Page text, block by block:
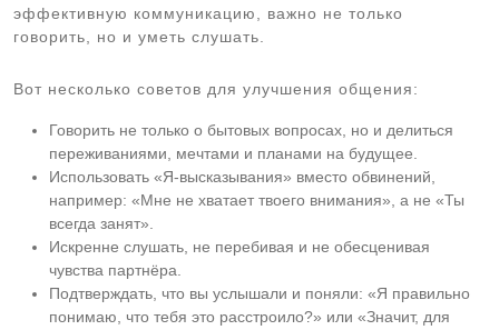
эффективную коммуникацию, важно не только
говорить, но и уметь слушать.
Вот несколько советов для улучшения общения:
Говорить не только о бытовых вопросах, но и делиться
переживаниями, мечтами и планами на будущее.
Использовать «Я-высказывания» вместо обвинений,
например: «Мне не хватает твоего внимания», а не «Ты
всегда занят».
Искренне слушать, не перебивая и не обесценивая
чувства партнёра.
Подтверждать, что вы услышали и поняли: «Я правильно
понимаю, что тебя это расстроило?» или «Значит, для